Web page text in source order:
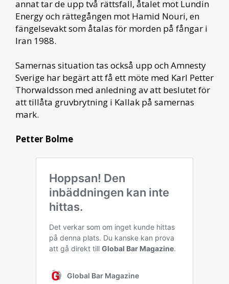
annat tar de upp två rättsfall, åtalet mot Lundin
Energy och rättegången mot Hamid Nouri, en
fängelsevakt som åtalas för morden på fångar i
Iran 1988.
Samernas situation tas också upp och Amnesty
Sverige har begärt att få ett möte med Karl Petter
Thorwaldsson med anledning av att beslutet för
att tillåta gruvbrytning i Kallak på samernas
mark.
Petter Bolme